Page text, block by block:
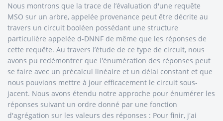
Nous montrons que la trace de l’évaluation d'une requête
MSO sur un arbre, appelée provenance peut être décrite au
travers un circuit booléen possédant une structure
particulière appelée d-DNNF de même que les réponses de
cette requête. Au travers l’étude de ce type de circuit, nous
avons pu redémontrer que l'énumération des réponses peut
se faire avec un précalcul linéaire et un délai constant et que
nous pouvions mettre à jour efficacement le circuit sous-
jacent. Nous avons étendu notre approche pour énumérer les
réponses suivant un ordre donné par une fonction
d'agrégation sur les valeurs des réponses : Pour finir, j'ai